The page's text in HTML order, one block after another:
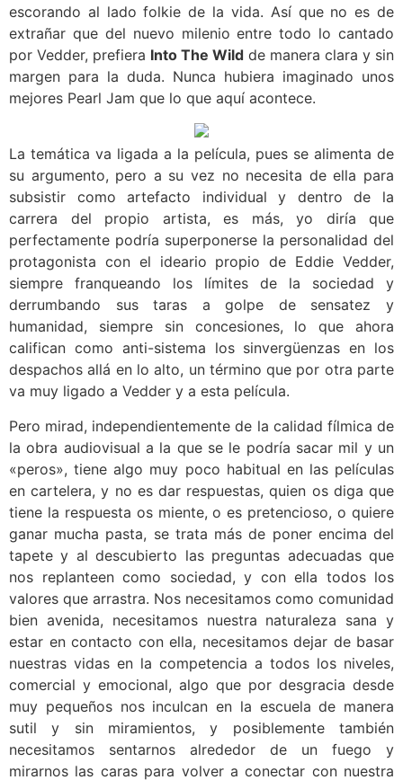
escorando al lado folkie de la vida. Así que no es de
extrañar que del nuevo milenio entre todo lo cantado
por Vedder, prefiera Into The Wild de manera clara y sin
margen para la duda. Nunca hubiera imaginado unos
mejores Pearl Jam que lo que aquí acontece.
La temática va ligada a la película, pues se alimenta de
su argumento, pero a su vez no necesita de ella para
subsistir como artefacto individual y dentro de la
carrera del propio artista, es más, yo diría que
perfectamente podría superponerse la personalidad del
protagonista con el ideario propio de Eddie Vedder,
siempre franqueando los límites de la sociedad y
derrumbando sus taras a golpe de sensatez y
humanidad, siempre sin concesiones, lo que ahora
califican como anti-sistema los sinvergüenzas en los
despachos allá en lo alto, un término que por otra parte
va muy ligado a Vedder y a esta película.
Pero mirad, independientemente de la calidad fílmica de
la obra audiovisual a la que se le podría sacar mil y un
«peros», tiene algo muy poco habitual en las películas
en cartelera, y no es dar respuestas, quien os diga que
tiene la respuesta os miente, o es pretencioso, o quiere
ganar mucha pasta, se trata más de poner encima del
tapete y al descubierto las preguntas adecuadas que
nos replanteen como sociedad, y con ella todos los
valores que arrastra. Nos necesitamos como comunidad
bien avenida, necesitamos nuestra naturaleza sana y
estar en contacto con ella, necesitamos dejar de basar
nuestras vidas en la competencia a todos los niveles,
comercial y emocional, algo que por desgracia desde
muy pequeños nos inculcan en la escuela de manera
sutil y sin miramientos, y posiblemente también
necesitamos sentarnos alrededor de un fuego y
mirarnos las caras para volver a conectar con nuestra